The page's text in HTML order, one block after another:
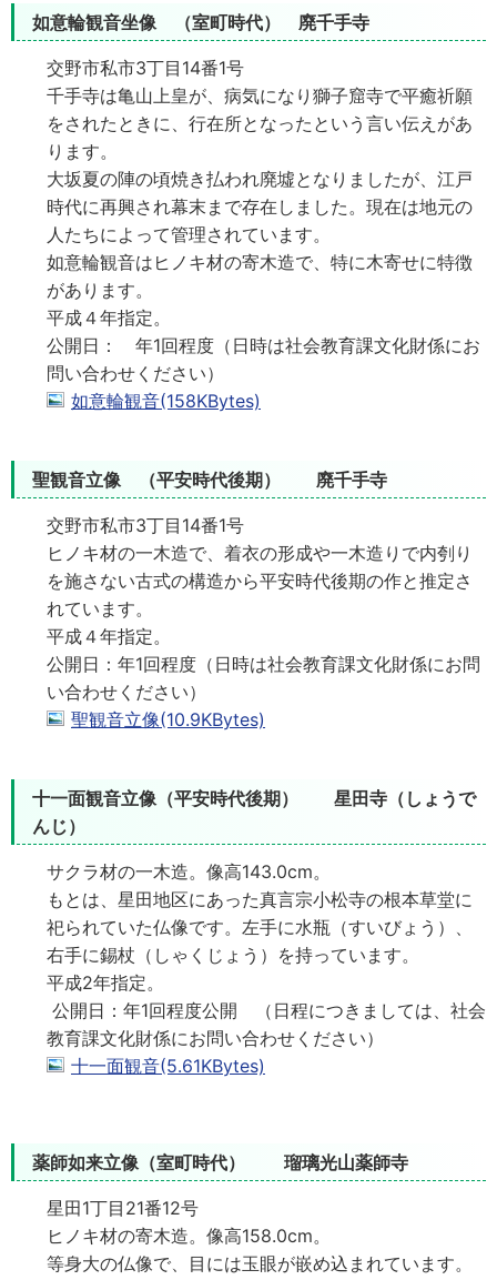
如意輪観音坐像 （室町時代） 廃千手寺
交野市私市3丁目14番1号
千手寺は亀山上皇が、病気になり獅子窟寺で平癒祈願
をされたときに、行在所となったという言い伝えがあ
ります。
大坂夏の陣の頃焼き払われ廃墟となりましたが、江戸
時代に再興され幕末まで存在しました。現在は地元の
人たちによって管理されています。
如意輪観音はヒノキ材の寄木造で、特に木寄せに特徴
があります。
平成４年指定。
公開日： 年1回程度（日時は社会教育課文化財係にお
問い合わせください）
如意輪観音(158KBytes)
聖観音立像 （平安時代後期） 廃千手寺
交野市私市3丁目14番1号
ヒノキ材の一木造で、着衣の形成や一木造りで内刳り
を施さない古式の構造から平安時代後期の作と推定さ
れています。
平成４年指定。
公開日：年1回程度（日時は社会教育課文化財係にお問
い合わせください）
聖観音立像(10.9KBytes)
十一面観音立像（平安時代後期） 星田寺（しょうで
んじ）
サクラ材の一木造。像高143.0cm。
もとは、星田地区にあった真言宗小松寺の根本草堂に
祀られていた仏像です。左手に水瓶（すいびょう）、
右手に錫杖（しゃくじょう）を持っています。
平成2年指定。
公開日：年1回程度公開 （日程につきましては、社会
教育課文化財係にお問い合わせください）
十一面観音(5.61KBytes)
薬師如来立像（室町時代） 瑠璃光山薬師寺
星田1丁目21番12号
ヒノキ材の寄木造。像高158.0cm。
等身大の仏像で、目には玉眼が嵌め込まれています。